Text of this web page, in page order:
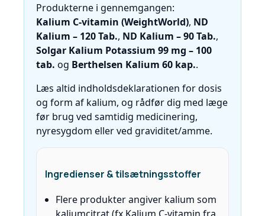
Produkterne i gennemgangen:
Kalium C‑vitamin (WeightWorld), ND
Kalium – 120 Tab., ND Kalium – 90 Tab.,
Solgar Kalium Potassium 99 mg – 100
tab. og Berthelsen Kalium 60 kap..
Læs altid indholdsdeklarationen for dosis
og form af kalium, og rådfør dig med læge
før brug ved samtidig medicinering,
nyresygdom eller ved graviditet/amme.
Ingredienser & tilsætningsstoffer
Flere produkter angiver kalium som